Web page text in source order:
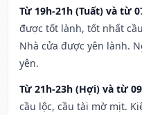
Từ 19h-21h (Tuất) và từ
được tốt lành, tốt nhất
Nhà cửa được yên lành.
yên.
Từ 21h-23h (Hợi) và từ
cầu lộc, cầu tài mờ mịt.